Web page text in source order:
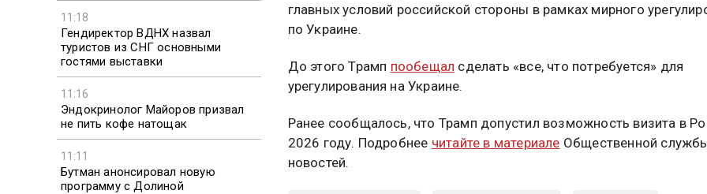
11:18
Гендиректор ВДНХ назвал
туристов из СНГ основными
гостями выставки
11:16
Эндокринолог Майоров призвал
не пить кофе натощак
11:11
Бутман анонсировал новую
программу с Долиной
главных условий российской стороны в рамках мирного
по Украине.
До этого Трамп пообещал сделать «все, что потребуется» для
урегулирования на Украине.
Ранее сообщалось, что Трамп допустил возможность визита в
2026 году. Подробнее читайте в материале Общественной
новостей.